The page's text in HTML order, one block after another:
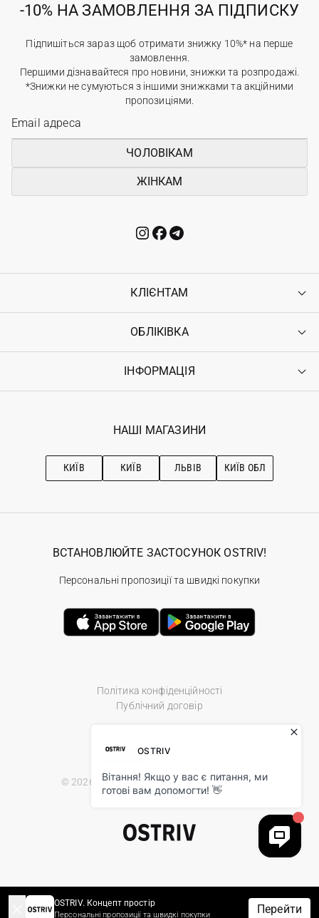
-10% НА ЗАМОВЛЕННЯ ЗА ПІДПИСКУ
Підпишіться зараз щоб отримати знижку 10%* на перше
замовлення.
Першими дізнавайтеся про новини, знижки та розпродажі.
*Знижки не сумуються з іншими знижками та акційними
пропозиціями.
ЧОЛОВІКАМ
ЖІНКАМ
КЛІЄНТАМ
Контакти
Повернення
Гарантія
ОБЛІКІВКА
Увійти
Ostriv Club+
ІНФОРМАЦІЯ
Наші магазини
Рекомендації з догляду
НАШІ МАГАЗИНИ
КИЇВ КИЇВ ЛЬВІВ КИЇВ ОБЛ
Політика конфіденційності
Публічний договір
© 2026 Ostriv.ua Store. All Rights Reserved.
ВСТАНОВЛЮЙТЕ ЗАСТОСУНОК OSTRIV!
Персональні пропозиції та швидкі покупки
OSTRIV. Концепт простір
Персональні пропозиції та швидкі покупки Перейти